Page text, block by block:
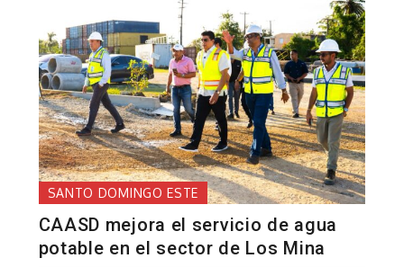
SANTO DOMINGO ESTE
CAASD mejora el servicio de agua
potable en el sector de Los Mina